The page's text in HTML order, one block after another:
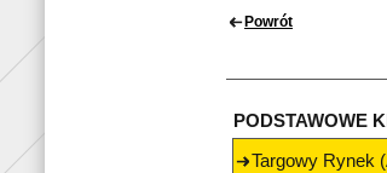
Powrót
PODSTAWOWE
Targowy Rynek